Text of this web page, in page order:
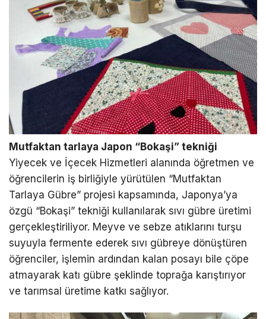
Mutfaktan tarlaya Japon “Bokaşi” tekniği
Yiyecek ve İçecek Hizmetleri alanında öğretmen ve
öğrencilerin iş birliğiyle yürütülen “Mutfaktan
Tarlaya Gübre” projesi kapsamında, Japonya’ya
özgü “Bokaşi” tekniği kullanılarak sıvı gübre üretimi
gerçekleştiriliyor. Meyve ve sebze atıklarını turşu
suyuyla fermente ederek sıvı gübreye dönüştüren
öğrenciler, işlemin ardından kalan posayı bile çöpe
atmayarak katı gübre şeklinde toprağa karıştırıyor
ve tarımsal üretime katkı sağlıyor.